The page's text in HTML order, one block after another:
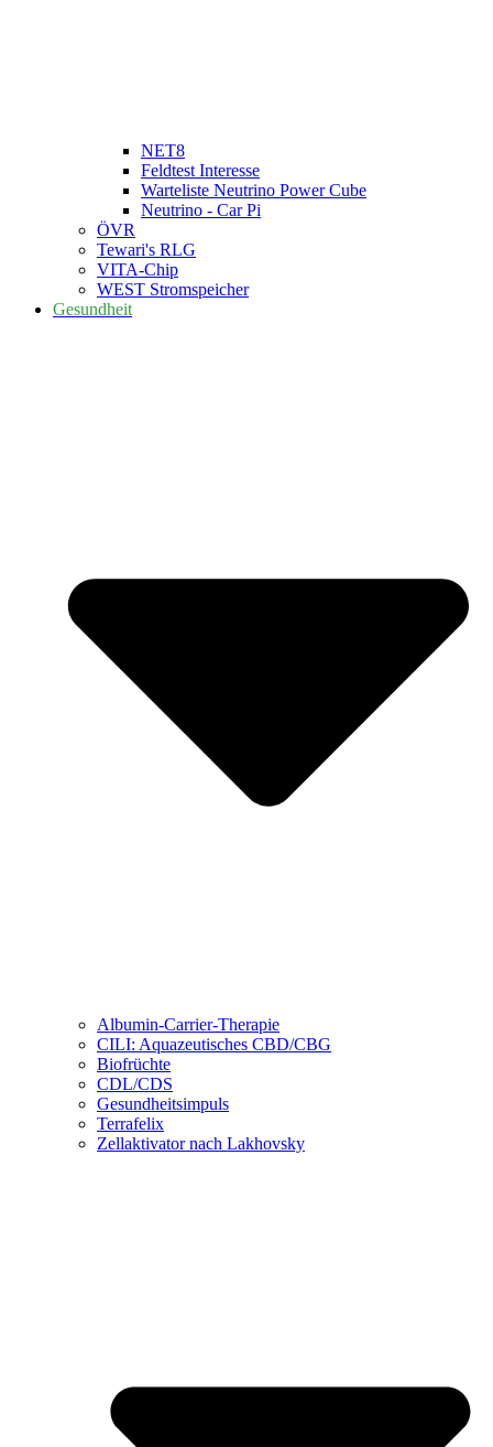
NET8
Feldtest Interesse
Warteliste Neutrino Power Cube
Neutrino - Car Pi
ÖVR
Tewari's RLG
VITA-Chip
WEST Stromspeicher
Gesundheit
Albumin-Carrier-Therapie
CILI: Aquazeutisches CBD/CBG
Biofrüchte
CDL/CDS
Gesundheitsimpuls
Terrafelix
Zellaktivator nach Lakhovsky